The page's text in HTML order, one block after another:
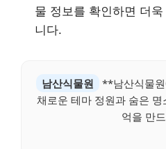
물 정보를 확인하면 더
니다.
남산식물원
**남산식물
채로운 테마 정원과 숨은
억을 만